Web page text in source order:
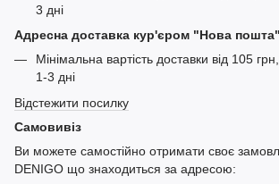
3 дні
Адресна доставка кур'єром "Нова пошта"
Мінімальна вартість доставки від 105
1-3 дні
Відстежити посилку
Самовивіз
Ви можете самостійно отримати своє
DENIGO що знаходиться за адресою: